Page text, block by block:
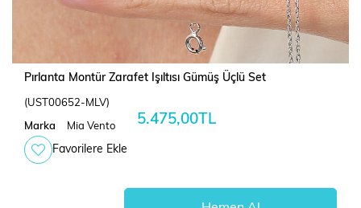
Pırlanta Montür Zarafet Işıltısı Gümüş Üçlü Set
(UST00652-MLV)
Marka Mia Vento 5.475,00TL
Favorilere Ekle